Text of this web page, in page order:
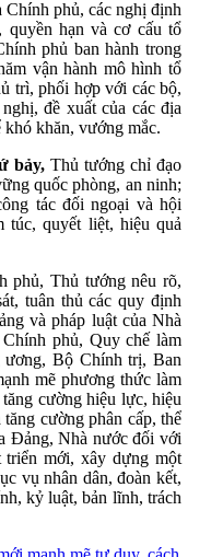
Chính phủ, các nghị định
quyền hạn và cơ cấu tổ
phủ ban hành trong
vận hành mô hình tổ
trì, phối hợp với các bộ,
đề xuất của các địa
khăn, vướng mắc.
bảy, Thủ tướng chỉ đạo
quốc phòng, an ninh;
tác đối ngoại và hội
túc, quyết liệt, hiệu quả
phủ, Thủ tướng nêu rõ,
tuân thủ các quy định
và pháp luật của Nhà
phủ, Quy chế làm
ương, Bộ Chính trị, Ban
mẽ phương thức làm
cường hiệu lực, hiệu
cường phân cấp, thể
Đảng, Nhà nước đối với
triển mới, xây dựng một
vụ nhân dân, đoàn kết,
kỷ luật, bản lĩnh, trách